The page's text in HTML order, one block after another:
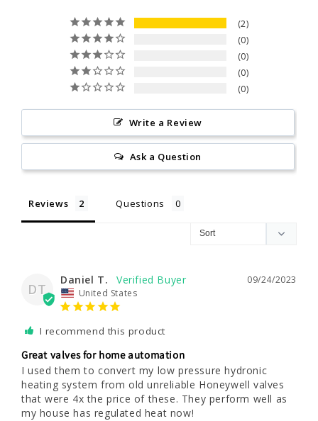
2
0
0
0
0
Write a Review
Ask a Question
Reviews Questions
DT
09/24/2023
Daniel T.
United States
I recommend this product
Great valves for home automation
I used them to convert my low pressure hydronic
heating system from old unreliable Honeywell valves
that were 4x the price of these. They perform well as
my house has regulated heat now!